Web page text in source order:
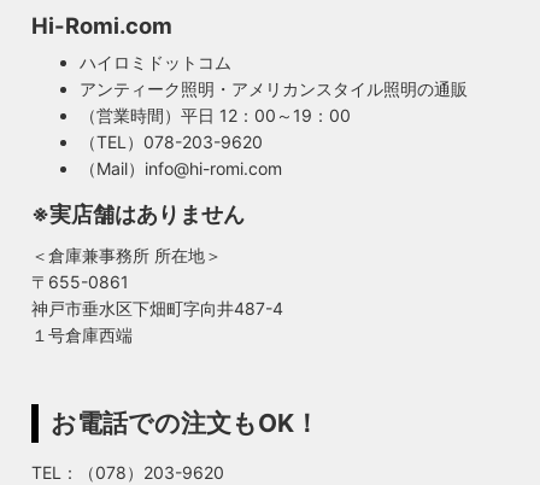
Hi-Romi.com
ハイロミドットコム
アンティーク照明・アメリカンスタイル照明の通販
（営業時間）平日 12：00～19：00
（TEL）078-203-9620
（Mail）info@hi-romi.com
※実店舗はありません
＜倉庫兼事務所 所在地＞
〒655-0861
神戸市垂水区下畑町字向井487-4
１号倉庫西端
お電話での注文もOK！
TEL：（078）203-9620